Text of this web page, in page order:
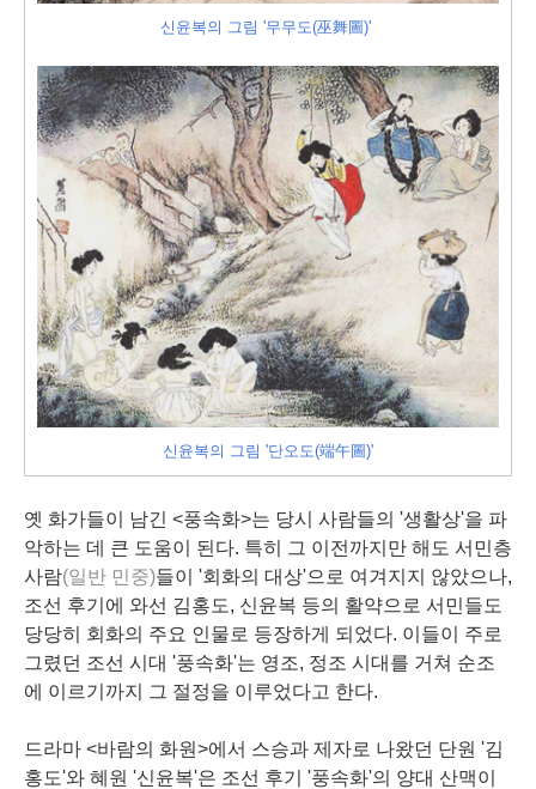
신윤복의 그림 '무무도(巫舞圖)'
신윤복의 그림 '단오도(端午圖)'
옛 화가들이 남긴 <풍속화>는 당시 사람들의 '생활상'을 파
악하는 데 큰 도움이 된다. 특히 그 이전까지만 해도 서민층
사람(일반 민중)들이 '회화의 대상'으로 여겨지지 않았으나,
조선 후기에 와선 김홍도, 신윤복 등의 활약으로 서민들도
당당히 회화의 주요 인물로 등장하게 되었다. 이들이 주로
그렸던 조선 시대 '풍속화'는 영조, 정조 시대를 거쳐 순조
에 이르기까지 그 절정을 이루었다고 한다.
드라마 <바람의 화원>에서 스승과 제자로 나왔던 단원 '김
홍도'와 혜원 '신윤복'은 조선 후기 '풍속화'의 양대 산맥이